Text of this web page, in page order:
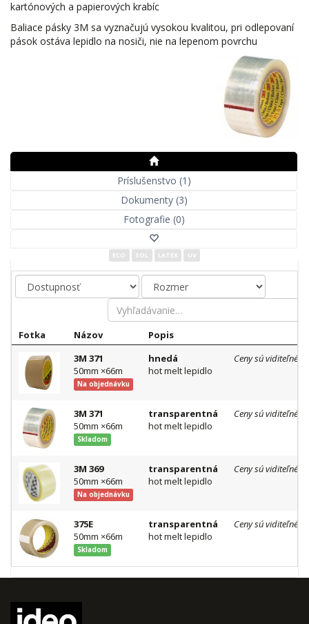
kartónových a papierových krabíc
Baliace pásky 3M sa vyznačujú vysokou kvalitou, pri odlepovaní
pások ostáva lepidlo na nosiči, nie na lepenom povrchu
Príslušenstvo (1)
Dokumenty (3)
Fotografie (0)
ECO SOL LATEX UV
Fotka Názov
Popis
3M 371
50mm ×66m
Na objednávku
hnedá
hot melt lepidlo
Ceny sú viditeľné
3M 371
50mm ×66m
Skladom
transparentná
hot melt lepidlo
Ceny sú viditeľné
3M 369
50mm ×66m
Na objednávku
transparentná
hot melt lepidlo
Ceny sú viditeľné
375E
50mm ×66m
Skladom
transparentná
hot melt lepidlo
Ceny sú viditeľné